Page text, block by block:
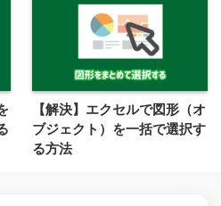
【解決】エクセルで図形（オ
ブジェクト）を一括で選択す
る方法